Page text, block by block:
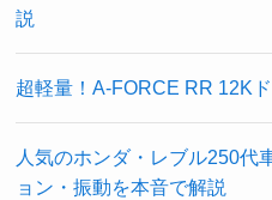
説
超軽量！A-FORCE RR 12K
人気のホンダ・レブル250代
ョン・振動を本音で解説